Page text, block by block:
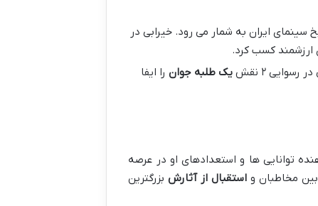
سینمای ایران به شمار می رود. خیرابی در
ارزشمند کسب کرد.
۲ نقش یک طلبه جوان را ایفا
توانایی ها و استعدادهای او در عرصه
مخاطبان و استقبال از آثارشبزرگترین